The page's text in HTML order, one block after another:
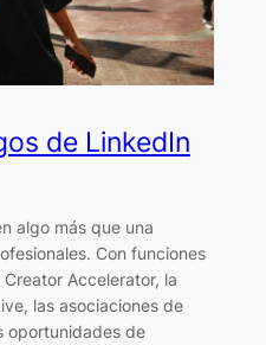
de LinkedIn
algo más que una
Con funciones
Accelerator, la
las asociaciones de
oportunidades de